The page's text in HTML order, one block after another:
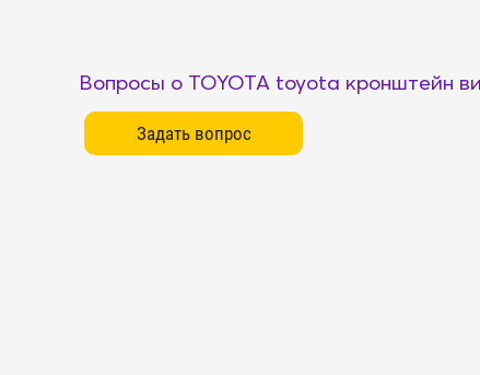
Вопросы о TOYOTA toyota кронштейн